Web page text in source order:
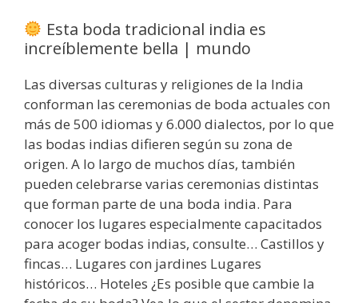
Esta boda tradicional india es
increíblemente bella | mundo
Las diversas culturas y religiones de la India
conforman las ceremonias de boda actuales con
más de 500 idiomas y 6.000 dialectos, por lo que
las bodas indias difieren según su zona de
origen. A lo largo de muchos días, también
pueden celebrarse varias ceremonias distintas
que forman parte de una boda india. Para
conocer los lugares especialmente capacitados
para acoger bodas indias, consulte… Castillos y
fincas… Lugares con jardines Lugares
históricos… Hoteles ¿Es posible que cambie la